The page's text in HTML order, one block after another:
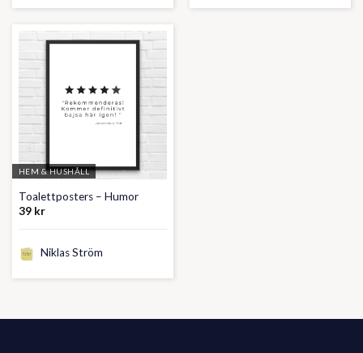
HEM & HUSHÅLL
Toalettposters – Humor
39 kr
Niklas Ström